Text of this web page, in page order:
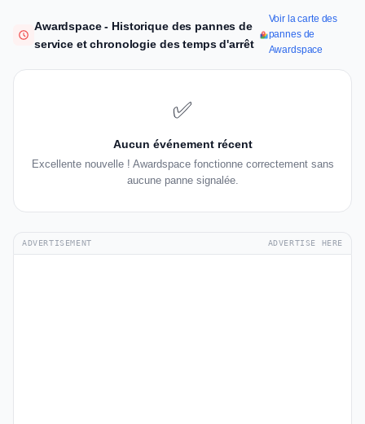
Awardspace - Historique des pannes de
service et chronologie des temps d'arrêt
Voir la carte des
pannes de
Awardspace
✅
Aucun événement récent
Excellente nouvelle ! Awardspace fonctionne correctement sans
aucune panne signalée.
ADVERTISEMENT ADVERTISE HERE